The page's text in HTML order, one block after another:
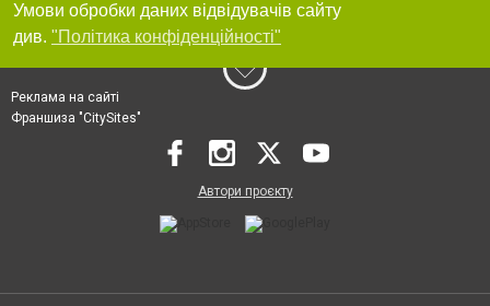
Умови обробки даних відвідувачів сайту
див. "Політика конфіденційності"
Реклама на сайті
Франшиза "CitySites"
Автори проєкту